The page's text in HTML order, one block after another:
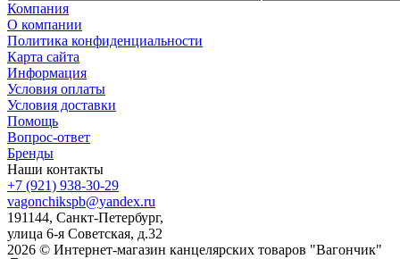
Компания
О компании
Политика конфиденциальности
Карта сайта
Информация
Условия оплаты
Условия доставки
Помощь
Вопрос-ответ
Бренды
Наши контакты
+7 (921) 938-30-29
vagonchikspb@yandex.ru
191144, Санкт-Петербург,
улица 6-я Советская, д.32
2026 © Интернет-магазин канцелярских товаров "Вагончик"